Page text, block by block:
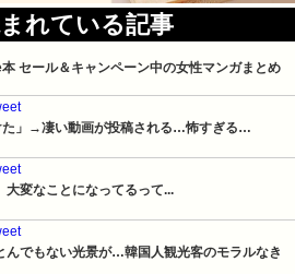
れている記事
セール＆キャンペーン中の女性マンガまとめ
た」→凄い動画が投稿される…怖すぎる…
大変なことになってるって...
んでもない光景が…韓国人観光客のモラルなき